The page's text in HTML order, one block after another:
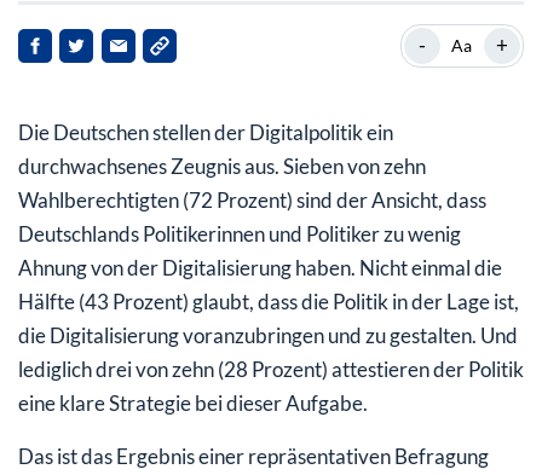
Kritik an Föderalismus und unklarer
Kompetenzverteilung im Bund
Ihrer eigenen Chefsache!
Investieren auch Sie in die Digitalisierung und
Tokenisierung!
- Aa +
Die Deutschen stellen der Digitalpolitik ein
durchwachsenes Zeugnis aus. Sieben von zehn
Wahlberechtigten (72 Prozent) sind der Ansicht, dass
Deutschlands Politikerinnen und Politiker zu wenig
Ahnung von der Digitalisierung haben. Nicht einmal die
Hälfte (43 Prozent) glaubt, dass die Politik in der Lage ist,
die Digitalisierung voranzubringen und zu gestalten. Und
lediglich drei von zehn (28 Prozent) attestieren der Politik
eine klare Strategie bei dieser Aufgabe.
Das ist das Ergebnis einer repräsentativen Befragung